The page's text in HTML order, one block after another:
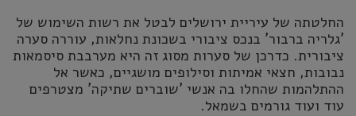
החלטתה של עיריית ירושלים לבטל את רשות השימוש של
'גלריה ברבור' בנכס ציבורי בשכונת נחלאות, עוררה סערה
ציבורית. כדרכן של סערות מסוג זה היא מערבבת סיסמאות
נבובות, חצאי אמיתות וסילופים מושגיים, כאשר אל
ההתלהמות שהחלו בה אנשי 'שוברים שתיקה' מצטרפים
עוד ועוד גורמים בשמאל.